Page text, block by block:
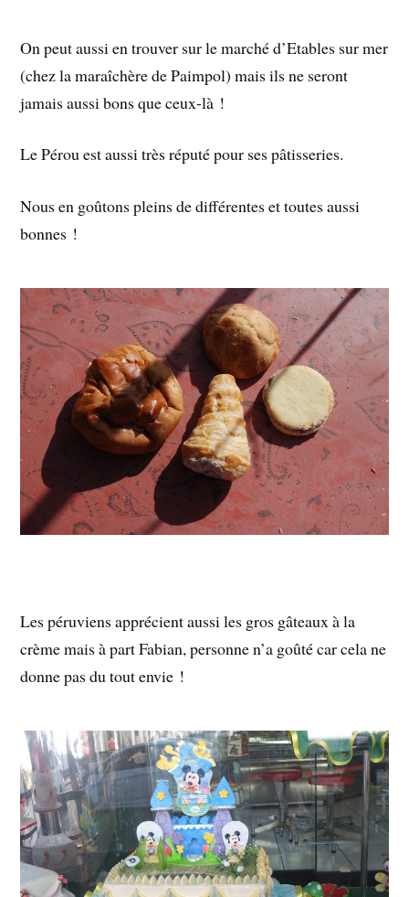
On peut aussi en trouver sur le marché d’Etables sur mer
(chez la maraîchère de Paimpol) mais ils ne seront
jamais aussi bons que ceux-là !
Le Pérou est aussi très réputé pour ses pâtisseries.
Nous en goûtons pleins de différentes et toutes aussi
bonnes !
Les péruviens apprécient aussi les gros gâteaux à la
crème mais à part Fabian, personne n’a goûté car cela ne
donne pas du tout envie !